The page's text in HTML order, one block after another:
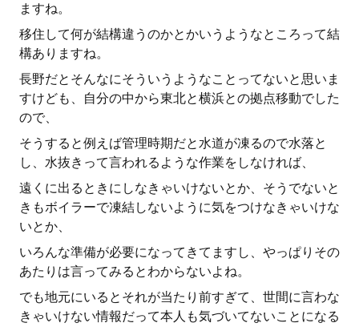
ますね。
移住して何が結構違うのかとかいうようなところって結
構ありますね。
長野だとそんなにそういうようなことってないと思いま
すけども、自分の中から東北と横浜との拠点移動でした
ので、
そうすると例えば管理時期だと水道が凍るので水落と
し、水抜きって言われるような作業をしなければ、
遠くに出るときにしなきゃいけないとか、そうでないと
きもボイラーで凍結しないように気をつけなきゃいけな
いとか、
いろんな準備が必要になってきてますし、やっぱりその
あたりは言ってみるとわからないよね。
でも地元にいるとそれが当たり前すぎて、世間に言わな
きゃいけない情報だって本人も気づいてないことになる